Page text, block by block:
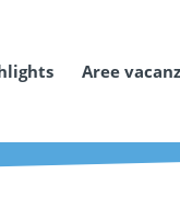
Aree